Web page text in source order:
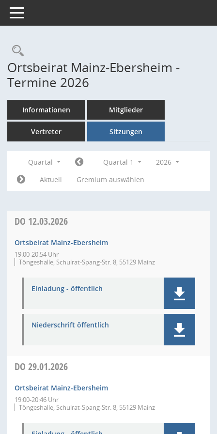
Toggle navigation
Rechercheauswahl
Ortsbeirat Mainz-Ebersheim -
Termine 2026
Informationen Mitglieder
Vertreter Sitzungen
Quartal Quartal 1
2026
Aktuell
Gremium auswählen
DO 12.03.2026
Ortsbeirat Mainz-Ebersheim
19:00-20:54 Uhr
Töngeshalle, Schulrat-Spang-Str. 8, 55129 Mainz
Einladung - öffentlich
Niederschrift öffentlich
DO 29.01.2026
Ortsbeirat Mainz-Ebersheim
19:00-20:46 Uhr
Töngeshalle, Schulrat-Spang-Str. 8, 55129 Mainz